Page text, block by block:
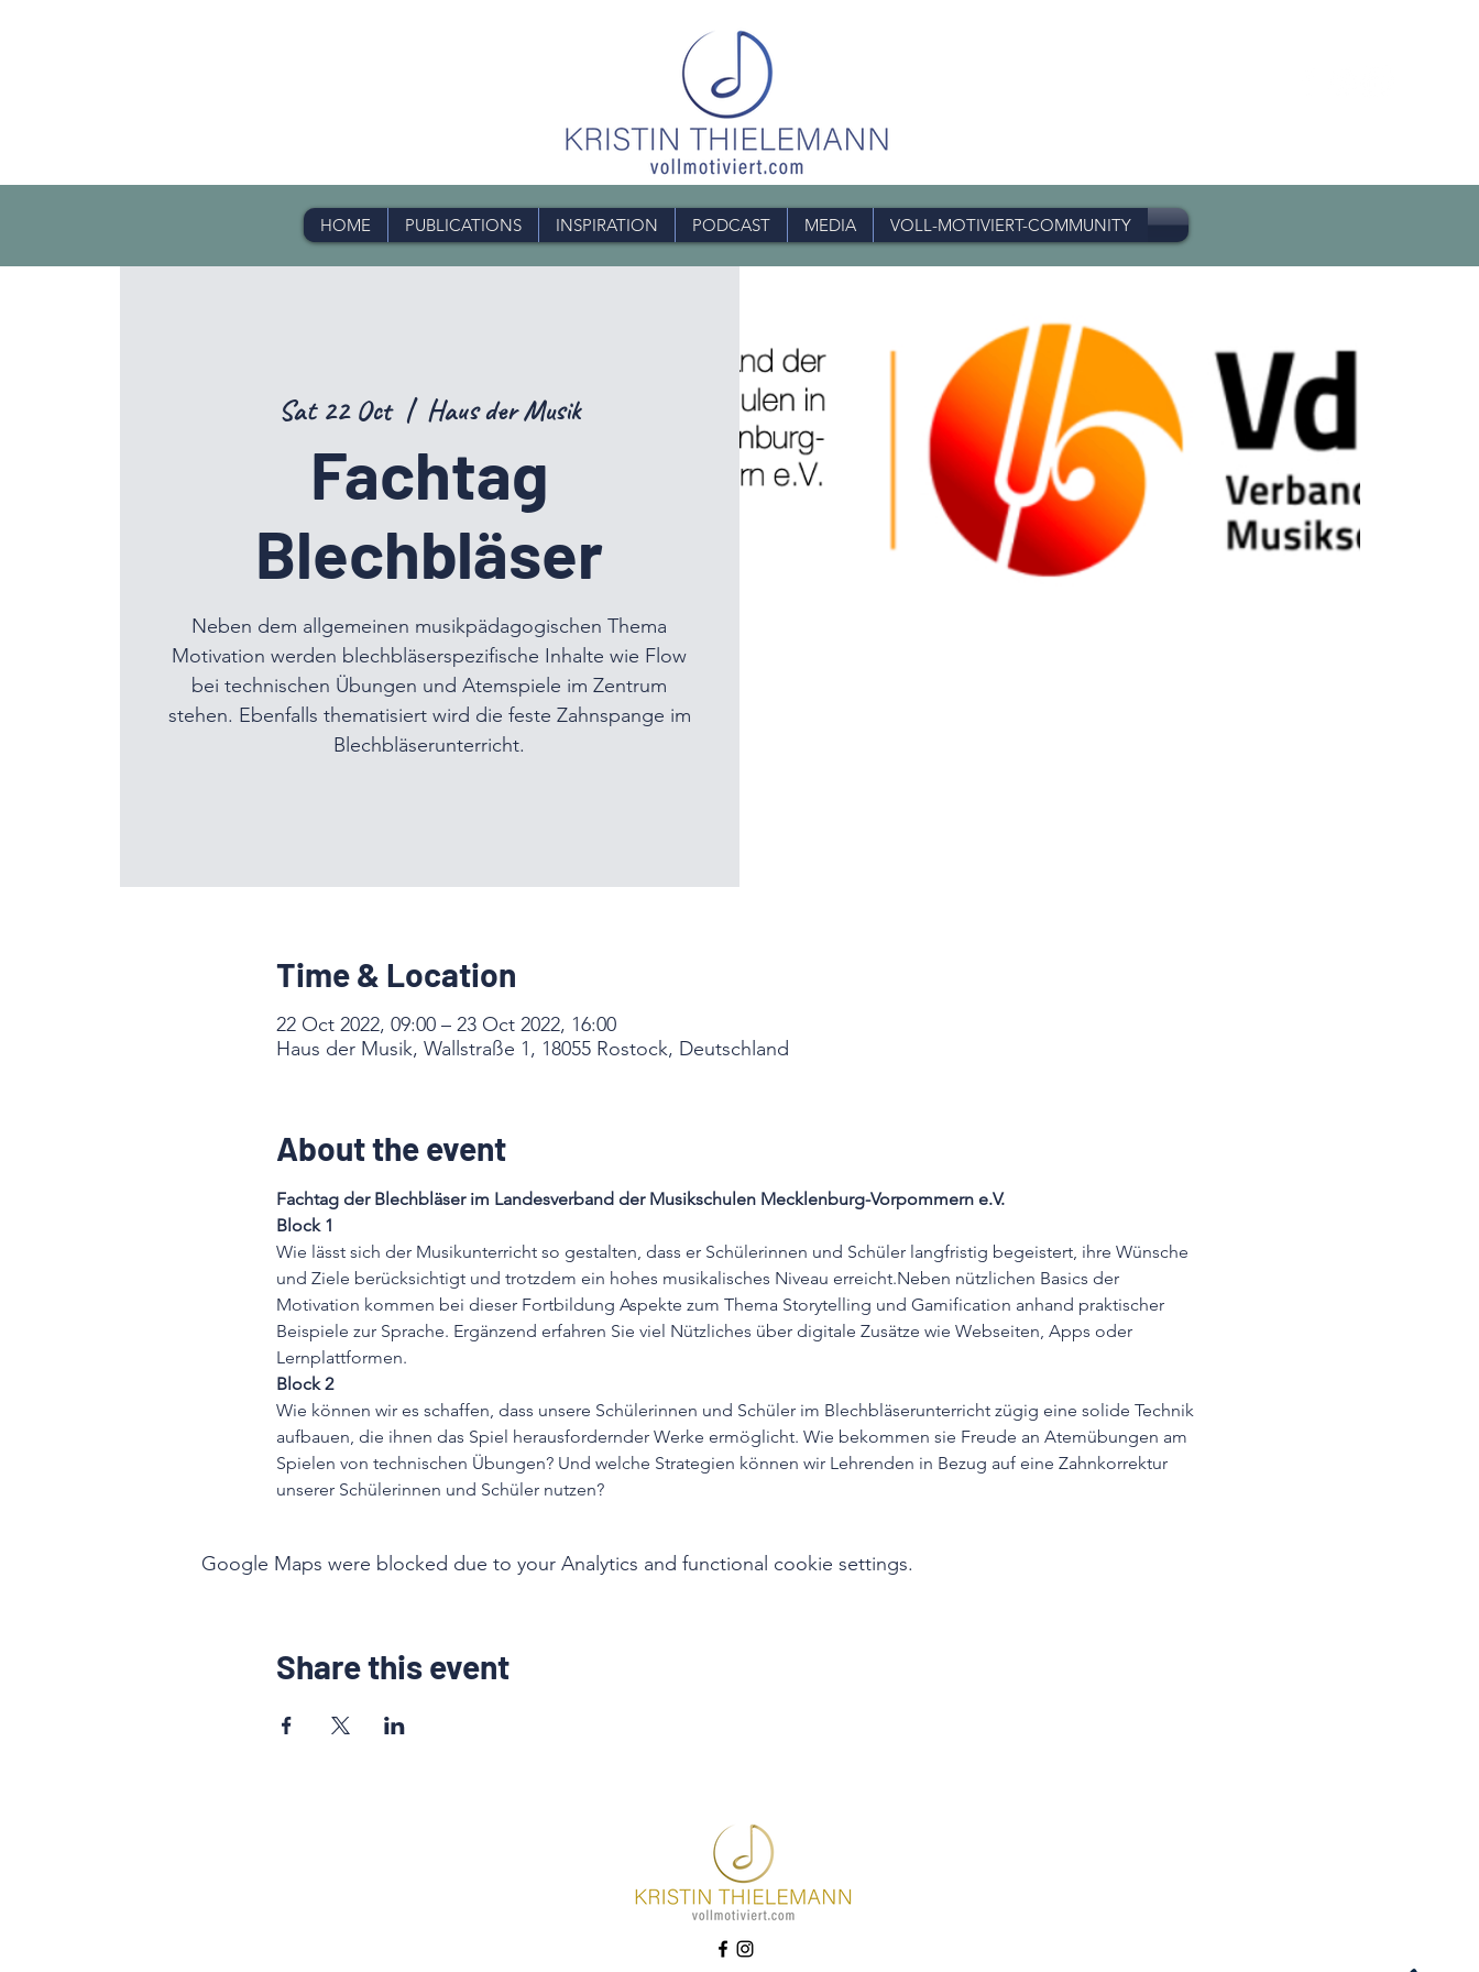
HOME PUBLICATIONS INSPIRATION PODCAST MEDIA VOLL-MOTIVIERT-COMMUNITY
Sat 22 Oct
  |
Haus der Musik
Fachtag
Blechbläser
Neben dem allgemeinen musikpädagogischen Thema
Motivation werden blechbläserspezifische Inhalte wie Flow
bei technischen Übungen und Atemspiele im Zentrum
stehen. Ebenfalls thematisiert wird die feste Zahnspange im
Blechbläserunterricht.
Time & Location
22 Oct 2022, 09:00 – 23 Oct 2022, 16:00
Haus der Musik, Wallstraße 1, 18055 Rostock, Deutschland
About the event
Fachtag der Blechbläser im Landesverband der Musikschulen Mecklenburg-Vorpommern e.V.
Block 1
Wie lässt sich der Musikunterricht so gestalten, dass er Schülerinnen und Schüler langfristig begeistert, ihre Wünsche
und Ziele berücksichtigt und trotzdem ein hohes musikalisches Niveau erreicht.Neben nützlichen Basics der
Motivation kommen bei dieser Fortbildung Aspekte zum Thema Storytelling und Gamification anhand praktischer
Beispiele zur Sprache. Ergänzend erfahren Sie viel Nützliches über digitale Zusätze wie Webseiten, Apps oder
Lernplattformen.
Block 2
Wie können wir es schaffen, dass unsere Schülerinnen und Schüler im Blechbläserunterricht zügig eine solide Technik
aufbauen, die ihnen das Spiel herausfordernder Werke ermöglicht. Wie bekommen sie Freude an Atemübungen am
Spielen von technischen Übungen? Und welche Strategien können wir Lehrenden in Bezug auf eine Zahnkorrektur
unserer Schülerinnen und Schüler nutzen?
Google Maps were blocked due to your Analytics and functional cookie settings.
Share this event